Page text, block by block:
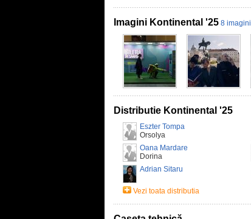
Imagini Kontinental '25 8 imagini
Distributie Kontinental '25
Eszter Tompa
Orsolya
Oana Mardare
Dorina
Adrian Sitaru
Vezi toata distributia